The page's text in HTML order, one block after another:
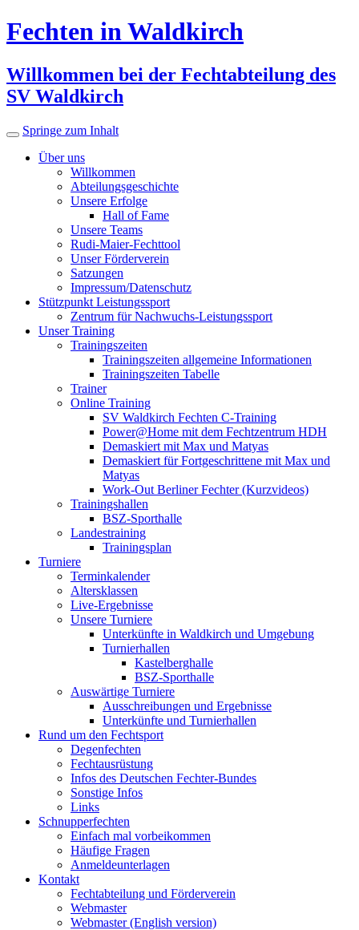
Fechten in Waldkirch
Willkommen bei der Fechtabteilung des
SV Waldkirch
Springe zum Inhalt
Über uns
Willkommen
Abteilungsgeschichte
Unsere Erfolge
Hall of Fame
Unsere Teams
Rudi-Maier-Fechttool
Unser Förderverein
Satzungen
Impressum/Datenschutz
Stützpunkt Leistungssport
Zentrum für Nachwuchs-Leistungssport
Unser Training
Trainingszeiten
Trainingszeiten allgemeine Informationen
Trainingszeiten Tabelle
Trainer
Online Training
SV Waldkirch Fechten C-Training
Power@Home mit dem Fechtzentrum HDH
Demaskiert mit Max und Matyas
Demaskiert für Fortgeschrittene mit Max und
Matyas
Work-Out Berliner Fechter (Kurzvideos)
Trainingshallen
BSZ-Sporthalle
Landestraining
Trainingsplan
Turniere
Terminkalender
Altersklassen
Live-Ergebnisse
Unsere Turniere
Unterkünfte in Waldkirch und Umgebung
Turnierhallen
Kastelberghalle
BSZ-Sporthalle
Auswärtige Turniere
Ausschreibungen und Ergebnisse
Unterkünfte und Turnierhallen
Rund um den Fechtsport
Degenfechten
Fechtausrüstung
Infos des Deutschen Fechter-Bundes
Sonstige Infos
Links
Schnupperfechten
Einfach mal vorbeikommen
Häufige Fragen
Anmeldeunterlagen
Kontakt
Fechtabteilung und Förderverein
Webmaster
Webmaster (English version)